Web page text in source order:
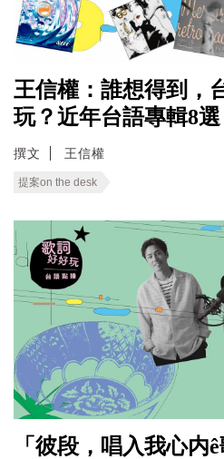
王信權：誰想得到，
玩？近年台語專輯8選
撰文 王信權
提案on the desk
「彼段，唱入我心内